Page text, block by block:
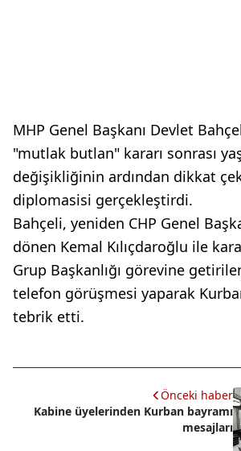
MHP Genel Başkanı Devlet
"mutlak butlan" kararı sonrası
değişikliğinin ardından dikkat
diplomasisi gerçekleştirdi.
Bahçeli, yeniden CHP Genel
dönen Kemal Kılıçdaroğlu ile
Grup Başkanlığı görevine
telefon görüşmesi yaparak
tebrik etti.
Önceki haber
Kabine üyelerinden Kurban bayramı
mesajları